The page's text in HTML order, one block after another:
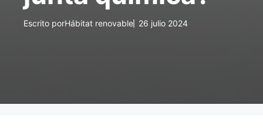
Escrito porHábitat renovable 26 julio 2024